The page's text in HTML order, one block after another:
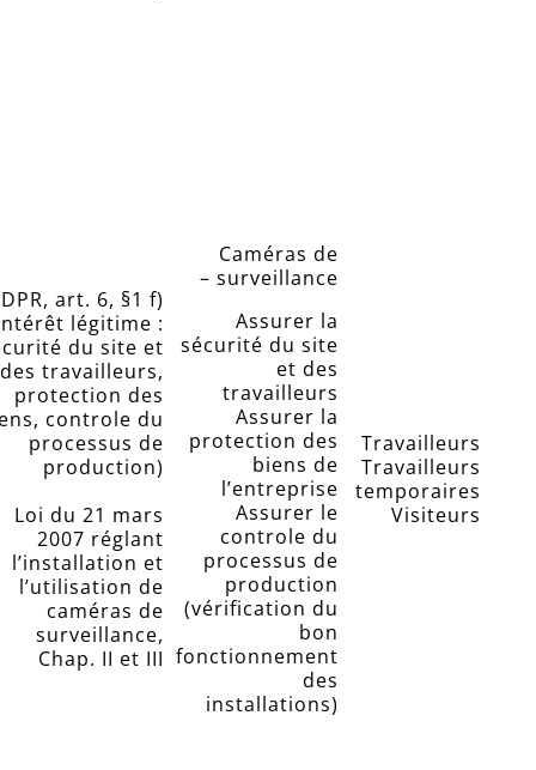
Travailleurs
Travailleurs
temporaires
Visiteurs
Caméras de
surveillance –
Assurer la
sécurité du site
et des
travailleurs
Assurer la
protection des
biens de
l’entreprise
Assurer le
controle du
processus de
production
(vérification du
bon
fonctionnement
des
installations)
art. 6, §1 f)
légitime :
du site et
des travailleurs,
protection des
controle du
processus de
production)
Loi du 21 mars
2007 réglant
l’installation et
l’utilisation de
caméras de
surveillance,
Chap. II et III